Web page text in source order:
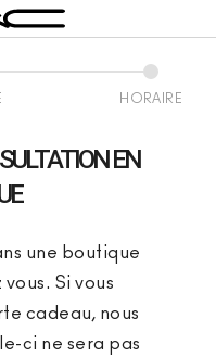
HORAIRE
EN
une boutique
vous. Si vous
cadeau, nous
ci ne sera pas